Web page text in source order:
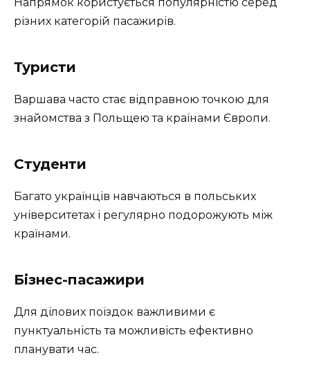
різних категорій пасажирів.
Туристи
Варшава часто стає відправною точкою для
знайомства з Польщею та країнами Європи.
Студенти
Багато українців навчаються в польських
університетах і регулярно подорожують між
країнами.
Бізнес-пасажири
Для ділових поїздок важливими є
пунктуальність та можливість ефективно
планувати час.